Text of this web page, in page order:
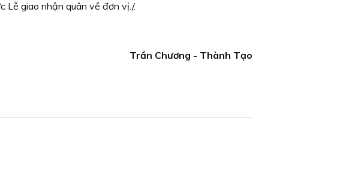
Lễ giao nhận quân về đơn vị./.
Trần Chương - Thành Tạo